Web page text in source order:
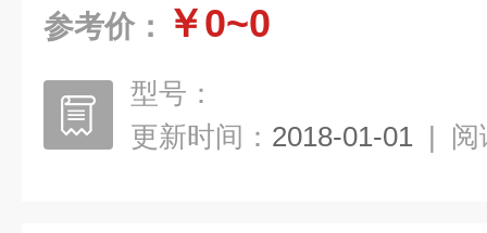
参考价： ￥0~0
型号：
更新时间： 2018-01-01 | 阅